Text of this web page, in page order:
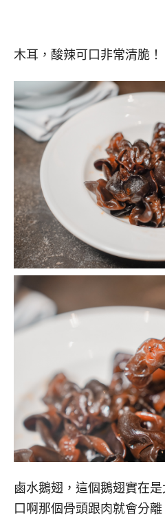
木耳，酸辣可口非常清脆！
鹵水鵝翅，這個鵝翅實在是
口啊那個骨頭跟肉就會分